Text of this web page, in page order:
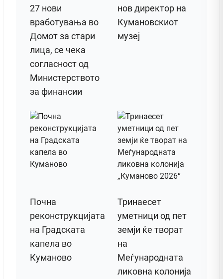
27 нови
вработувања во
Домот за стари
лица, се чека
согласност од
Министерството
за финансии
нов директор на
Кумановскиот
музеј
Почна
реконструкцијата
на Градската
капела во
Куманово
Тринаесет
уметници од пет
земји ќе творат
на
Меѓународната
ликовна колонија